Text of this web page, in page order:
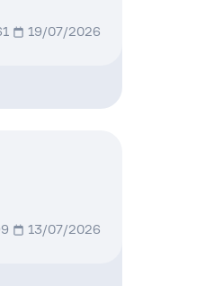
19/07/2026
13/07/2026